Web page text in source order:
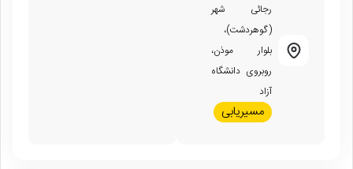
رجائی شهر
(گوهردشت)،
بلوار موذن،
روبروی دانشگاه
آزاد
مسیریابی